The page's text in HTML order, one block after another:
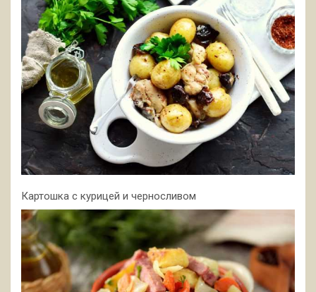
Картошка с курицей и черносливом